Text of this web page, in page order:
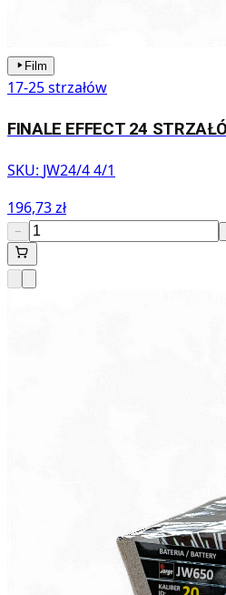
Film
17-25 strzałów
FINALE EFFECT 24
SKU: JW24/4 4/1
196,73 zł
−